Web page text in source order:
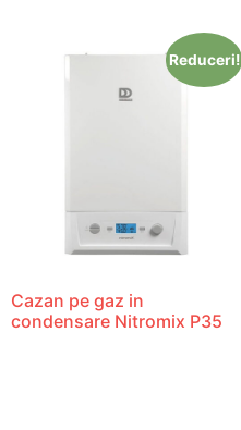
Reduceri!
Cazan pe gaz in
condensare Nitromix P35